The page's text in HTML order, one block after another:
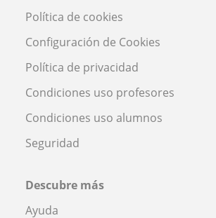
Política de cookies
Configuración de Cookies
Política de privacidad
Condiciones uso profesores
Condiciones uso alumnos
Seguridad
Descubre más
Ayuda